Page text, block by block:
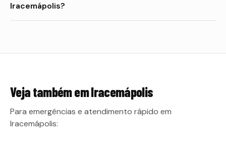
Iracemápolis?
Veja também emIracemápolis
Para emergências e atendimento rápido em
Iracemápolis: